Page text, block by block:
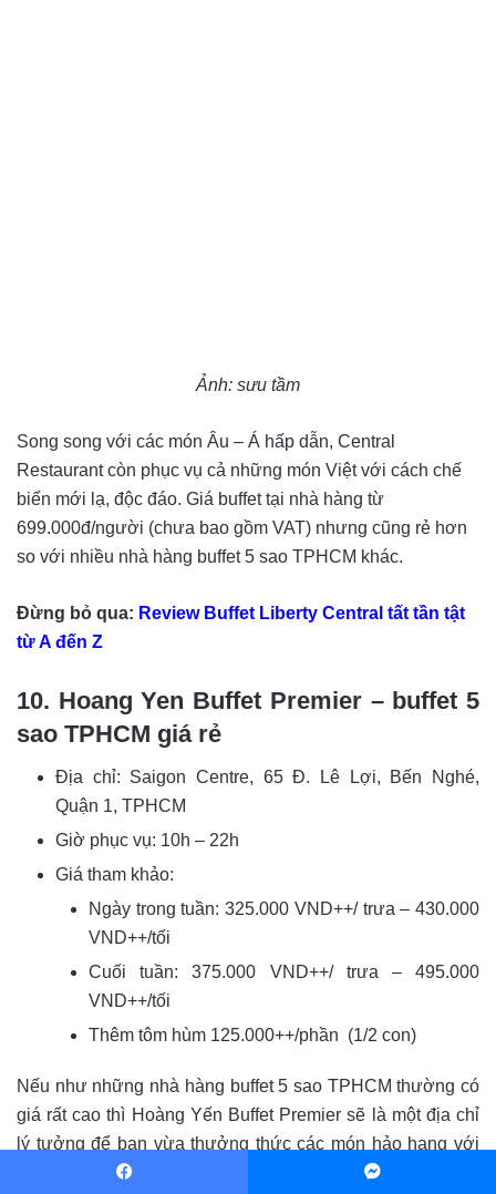
Ảnh: sưu tầm
Song song với các món Âu – Á hấp dẫn, Central
Restaurant còn phục vụ cả những món Việt với cách chế
biến mới lạ, độc đáo. Giá buffet tại nhà hàng từ
699.000đ/người (chưa bao gồm VAT) nhưng cũng rẻ hơn
so với nhiều nhà hàng buffet 5 sao TPHCM khác.
Đừng bỏ qua: Review Buffet Liberty Central tất tần tật
từ A đến Z
10. Hoang Yen Buffet Premier – buffet 5
sao TPHCM giá rẻ
Địa chỉ: Saigon Centre, 65 Đ. Lê Lợi, Bến Nghé,
Quận 1, TPHCM
Giờ phục vụ: 10h – 22h
Giá tham khảo:
Ngày trong tuần: 325.000 VND++/ trưa – 430.000
VND++/tối
Cuối tuần: 375.000 VND++/ trưa – 495.000
VND++/tối
Thêm tôm hùm 125.000++/phần (1/2 con)
Nếu như những nhà hàng buffet 5 sao TPHCM thường có
giá rất cao thì Hoàng Yến Buffet Premier sẽ là một địa chỉ
lý tưởng để bạn vừa thưởng thức các món hảo hạng với
mức giá cực hợp lý. Điểm cộng của nhà hàng chính là